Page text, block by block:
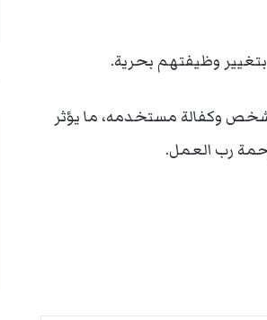
بتغيير وظيفتهم بحرية.
وكفالة مستخدمه، ما يؤثر
رب العمل.